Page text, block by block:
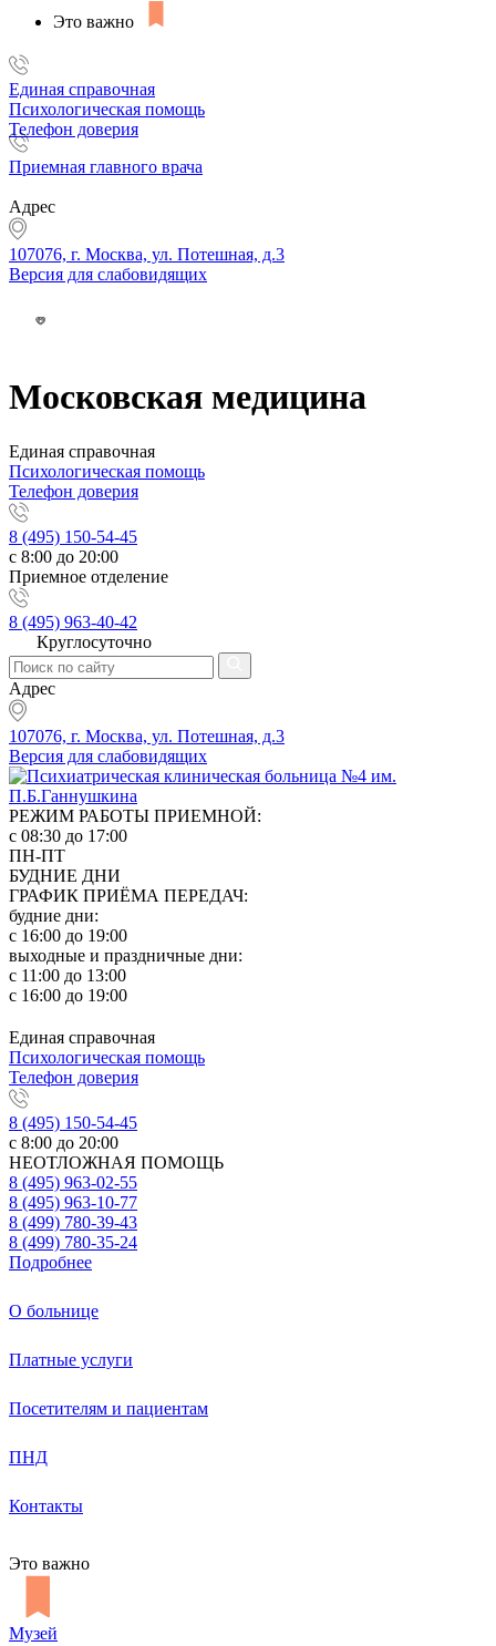
Это важно
Единая справочная
Психологическая помощь
Телефон доверия
Приемная главного врача
Адрес
107076, г. Москва, ул. Потешная, д.3
Версия для слабовидящих
Московская медицина
Единая справочная
Психологическая помощь
Телефон доверия
8 (495) 150-54-45
с 8:00 до 20:00
Приемное отделение
8 (495) 963-40-42
Круглосуточно
Адрес
107076, г. Москва, ул. Потешная, д.3
Версия для слабовидящих
РЕЖИМ РАБОТЫ ПРИЕМНОЙ:
с 08:30 до 17:00
ПН-ПТ
БУДНИЕ ДНИ
ГРАФИК ПРИЁМА ПЕРЕДАЧ:
будние дни:
с 16:00 до 19:00
выходные и праздничные дни:
с 11:00 до 13:00
с 16:00 до 19:00
Единая справочная
Психологическая помощь
Телефон доверия
8 (495) 150-54-45
с 8:00 до 20:00
НЕОТЛОЖНАЯ ПОМОЩЬ
8 (495) 963-02-55
8 (495) 963-10-77
8 (499) 780-39-43
8 (499) 780-35-24
Подробнее
О больнице
Платные услуги
Посетителям и пациентам
ПНД
Контакты
Это важно
Музей